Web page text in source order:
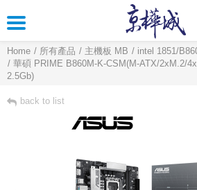
Home 所有產品 主機板 MB intel 1851/
華碩 PRIME B860M-K-CSM(M-ATX/2xM.2/
2.5Gb)
back to list